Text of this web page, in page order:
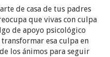
de casa de tus padres
que vivas con culpa
de apoyo psicológico
esa culpa en
los ánimos para seguir